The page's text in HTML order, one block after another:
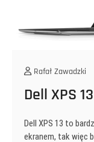
Rafał Zawadzki
Dell XPS
Dell XPS 13 to
ekranem, tak więc